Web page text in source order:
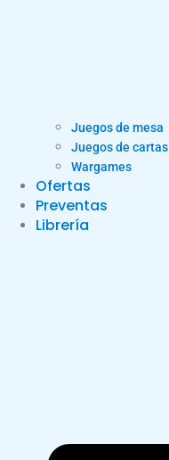
Juegos de mesa
Juegos de cartas
Wargames
Ofertas
Preventas
Librería